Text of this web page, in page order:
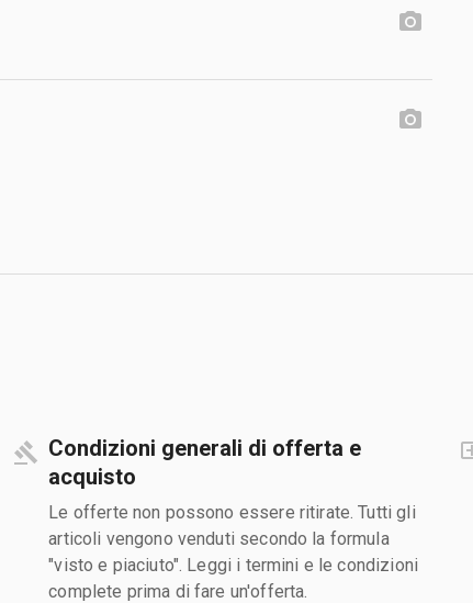
Condizioni generali di offerta e
acquisto
Le offerte non possono essere ritirate. Tutti gli
articoli vengono venduti secondo la formula
"visto e piaciuto". Leggi i termini e le condizioni
complete prima di fare un'offerta.